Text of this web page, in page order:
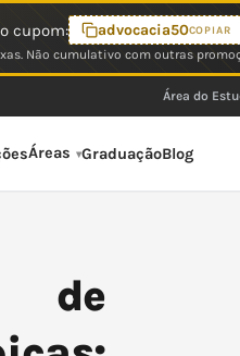
cupom: advocacia50COPIAR
Não cumulativo com outras
Área do
Áreas GraduaçãoBlog
de